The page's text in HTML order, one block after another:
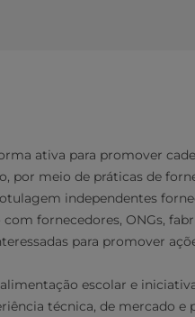
ativa para promover
por meio de práticas de
independentes
fornecedores, ONGs,
para promover
escolar e
técnica, de mercado e